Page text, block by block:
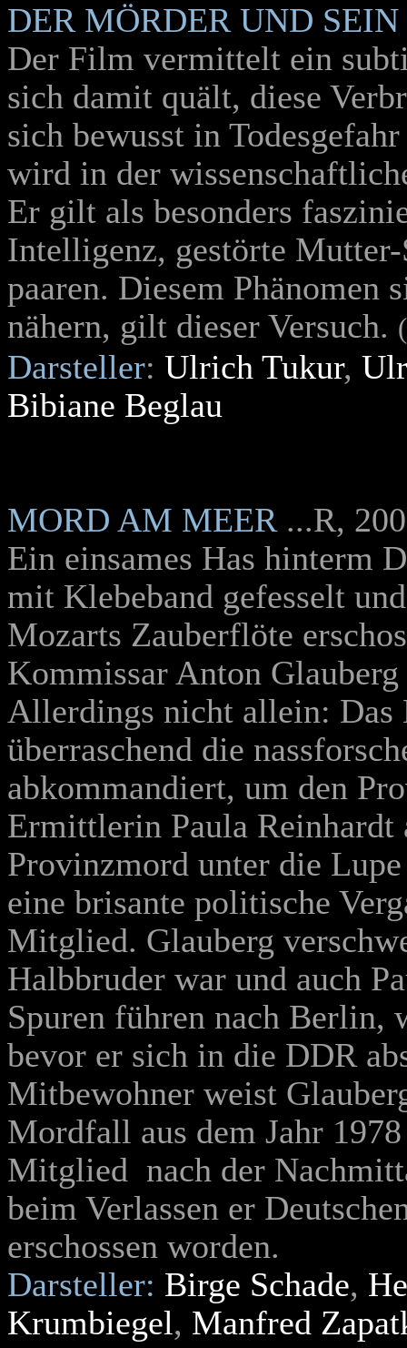
DER MÖRDER UND
Der Film vermittelt ein
sich damit quält, diese
sich bewusst in
wird in der
Er gilt als besonders
Intelligenz, gestörte
paaren. Diesem Phänomen
nähern, gilt dieser Versuch.
Darsteller: Ulrich Tukur,
Bibiane Beglau
MORD AM MEER ...R,
Ein einsames Has hinterm
mit Klebeband gefesselt
Mozarts Zauberflöte
Kommissar Anton
Allerdings nicht allein: Das
überraschend die
abkommandiert, um den
Ermittlerin Paula Reinhardt
Provinzmord unter die
eine brisante politische
Mitglied. Glauberg
Halbbruder war und auch
Spuren führen nach Berlin,
bevor er sich in die DDR
Mitbewohner weist
Mordfall aus dem Jahr
Mitglied nach der
beim Verlassen er
erschossen worden.
Darsteller: Birge Schade,
Krumbiegel, Manfred